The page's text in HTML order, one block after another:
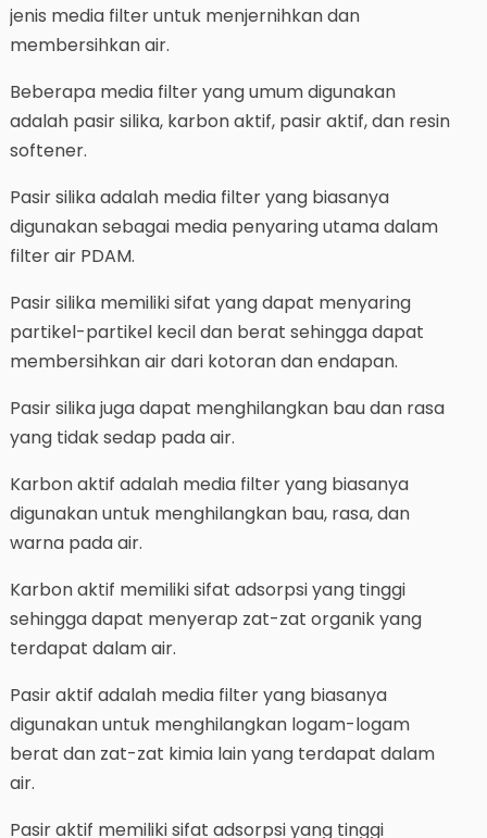
jenis media filter untuk menjernihkan dan
membersihkan air.
Beberapa media filter yang umum digunakan
adalah pasir silika, karbon aktif, pasir aktif, dan resin
softener.
Pasir silika adalah media filter yang biasanya
digunakan sebagai media penyaring utama dalam
filter air PDAM.
Pasir silika memiliki sifat yang dapat menyaring
partikel-partikel kecil dan berat sehingga dapat
membersihkan air dari kotoran dan endapan.
Pasir silika juga dapat menghilangkan bau dan rasa
yang tidak sedap pada air.
Karbon aktif adalah media filter yang biasanya
digunakan untuk menghilangkan bau, rasa, dan
warna pada air.
Karbon aktif memiliki sifat adsorpsi yang tinggi
sehingga dapat menyerap zat-zat organik yang
terdapat dalam air.
Pasir aktif adalah media filter yang biasanya
digunakan untuk menghilangkan logam-logam
berat dan zat-zat kimia lain yang terdapat dalam
air.
Pasir aktif memiliki sifat adsorpsi yang tinggi